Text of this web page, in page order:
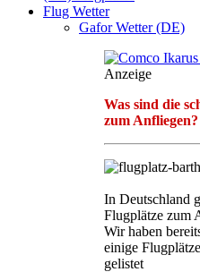
Flug Wetter
Gafor Wetter (DE)
Anzeige
Was sind die
zum Anfliegen?
In Deutschland
Flugplätze zum
Wir haben
einige
gelistet